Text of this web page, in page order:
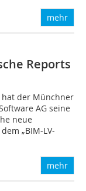
mehr
Reports
der Münchner
AG seine
neue
„BIM-LV-
mehr